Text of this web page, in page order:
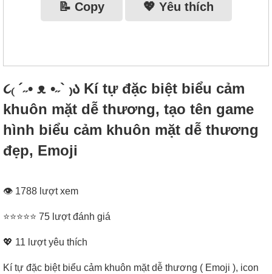
📝 Copy 💖 Yêu thích
૮₍ ´˶• ᴥ •˶` ₎ა Kí tự đặc biệt biểu cảm
khuôn mặt dễ thương, tạo tên game
hình biểu cảm khuôn mặt dễ thương
đẹp, Emoji
👁 1788 lượt xem
⭐⭐⭐⭐⭐ 75 lượt đánh giá
💖 11 lượt yêu thích
Kí tự đặc biệt biểu cảm khuôn mặt dễ thương ( Emoji ), icon